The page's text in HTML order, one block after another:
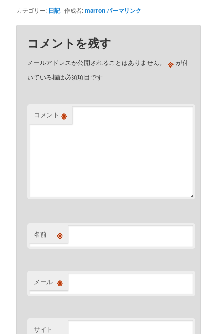
カテゴリー: 日記作成者:marronパーマリンク
コメントを残す
メールアドレスが公開されることはありません。 ※ が付
いている欄は必須項目です
コメント ※
名前 ※
メール ※
サイト